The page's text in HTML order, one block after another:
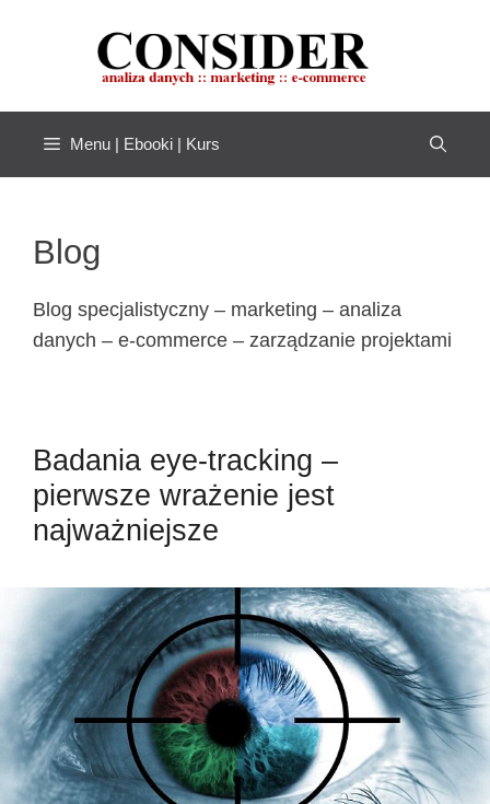
Menu | Ebooki | Kurs
Blog
Blog specjalistyczny – marketing – analiza
danych – e-commerce – zarządzanie projektami
Badania eye-tracking –
pierwsze wrażenie jest
najważniejsze